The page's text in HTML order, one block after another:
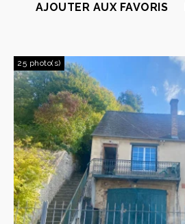
AJOUTER AUX FAVORIS
25 photo(s)